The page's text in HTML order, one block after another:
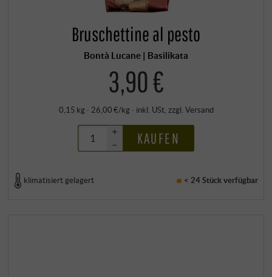
Bruschettine al pesto
Bontà Lucane | Basilikata
3,90 €
0,15 kg · 26,00 €/kg· inkl. USt, zzgl. Versand
+
–
KAUFEN
klimatisiert gelagert < 24 Stückverfügbar